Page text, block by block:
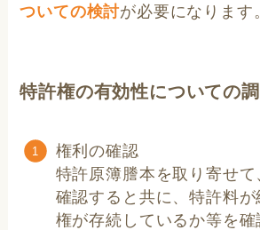
ついての検討が必要になります
特許権の有効性についての
権利の確認
特許原簿謄本を取り寄せて
確認すると共に、特許料
権が存続しているか等を確